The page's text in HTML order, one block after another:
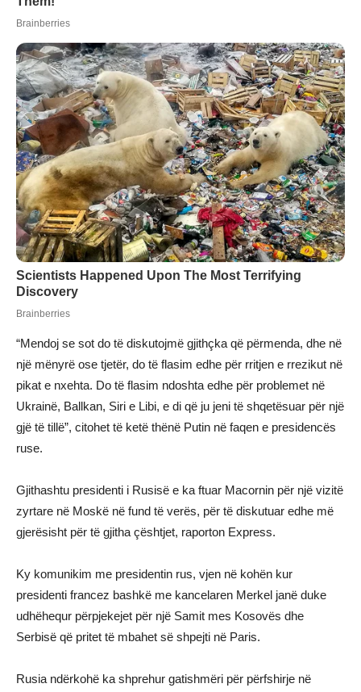
“Mendoj se sot do të diskutojmë gjithçka që përmenda, dhe në
një mënyrë ose tjetër, do të flasim edhe për rritjen e rrezikut në
pikat e nxehta. Do të flasim ndoshta edhe për problemet në
Ukrainë, Ballkan, Siri e Libi, e di që ju jeni të shqetësuar për një
gjë të tillë”, citohet të ketë thënë Putin në faqen e presidencës
ruse.
Gjithashtu presidenti i Rusisë e ka ftuar Macornin për një vizitë
zyrtare në Moskë në fund të verës, për të diskutuar edhe më
gjerësisht për të gjitha çështjet, raporton Express.
Ky komunikim me presidentin rus, vjen në kohën kur
presidenti francez bashkë me kancelaren Merkel janë duke
udhëhequr përpjekejet për një Samit mes Kosovës dhe
Serbisë që pritet të mbahet së shpejti në Paris.
Rusia ndërkohë ka shprehur gatishmëri për përfshirje në